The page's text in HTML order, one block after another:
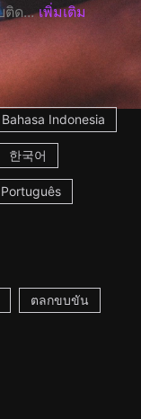
ด... เพิ่มเติม
Bahasa Indonesia
한국어
Português
ตลกขบขัน